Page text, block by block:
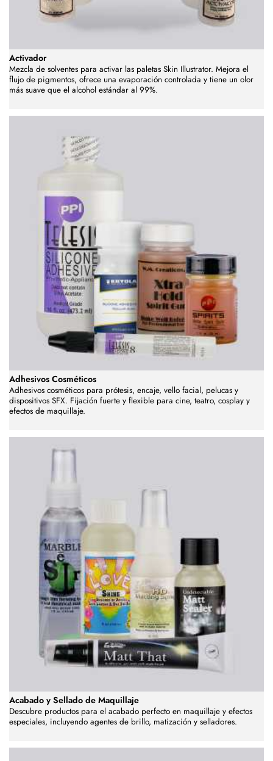
Activador
Mezcla de solventes para activar las paletas Skin Illustrator. Mejora el
flujo de pigmentos, ofrece una evaporación controlada y tiene un olor
más suave que el alcohol estándar al 99%.
Adhesivos Cosméticos
Adhesivos cosméticos para prótesis, encaje, vello facial, pelucas y
dispositivos SFX. Fijación fuerte y flexible para cine, teatro, cosplay y
efectos de maquillaje.
Acabado y Sellado de Maquillaje
Descubre productos para el acabado perfecto en maquillaje y efectos
especiales, incluyendo agentes de brillo, matización y selladores.